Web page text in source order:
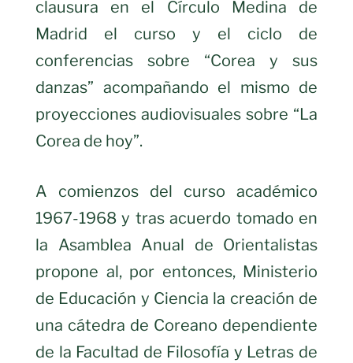
clausura en el Círculo Medina de
Madrid el curso y el ciclo de
conferencias sobre “Corea y sus
danzas” acompañando el mismo de
proyecciones audiovisuales sobre “La
Corea de hoy”.
A comienzos del curso académico
1967-1968 y tras acuerdo tomado en
la Asamblea Anual de Orientalistas
propone al, por entonces, Ministerio
de Educación y Ciencia la creación de
una cátedra de Coreano dependiente
de la Facultad de Filosofía y Letras de